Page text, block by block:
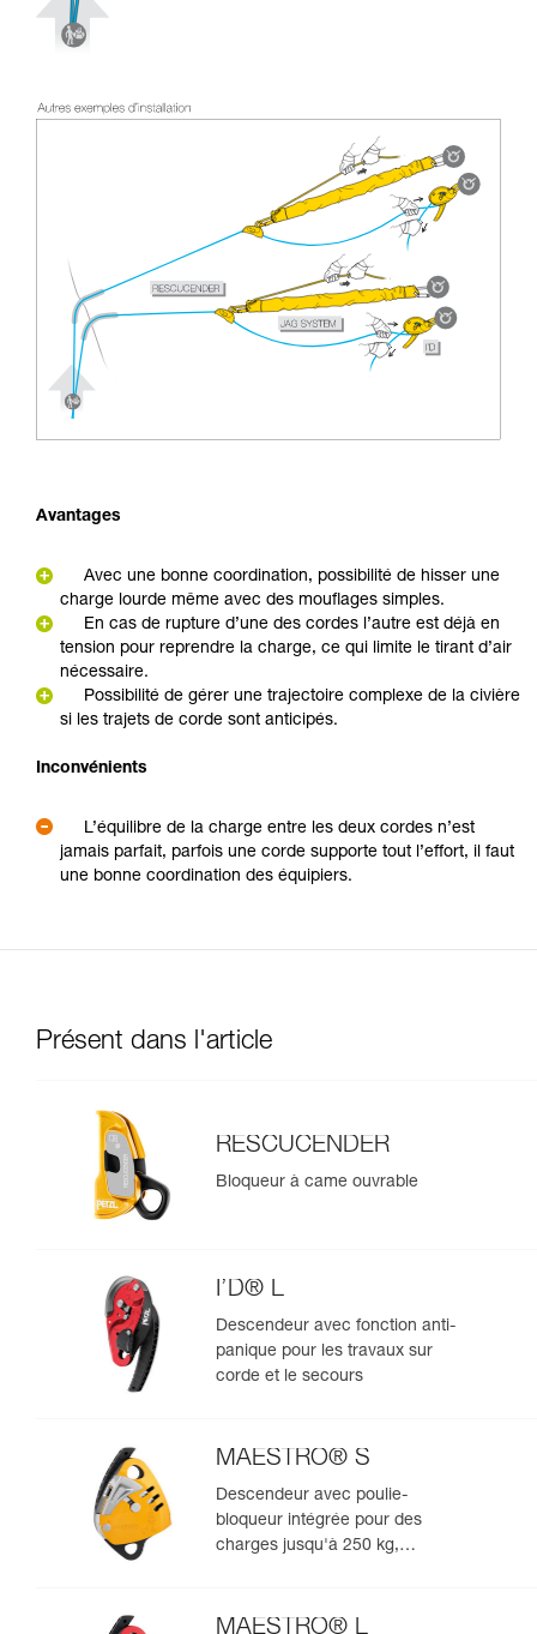
Avantages
Avec une bonne coordination, possibilité de hisser une
charge lourde même avec des mouflages simples.
En cas de rupture d’une des cordes l’autre est déjà en
tension pour reprendre la charge, ce qui limite le tirant d’air
nécessaire.
Possibilité de gérer une trajectoire complexe de la civière
si les trajets de corde sont anticipés.
Inconvénients
L’équilibre de la charge entre les deux cordes n’est
jamais parfait, parfois une corde supporte tout l’effort, il faut
une bonne coordination des équipiers.
Présent dans l'article
RESCUCENDER
Bloqueur à came ouvrable
I’D® L
Descendeur avec fonction anti-
panique pour les travaux sur
corde et le secours
MAESTRO® S
Descendeur avec poulie-
bloqueur intégrée pour des
charges jusqu'à 250 kg,
MAESTRO® L